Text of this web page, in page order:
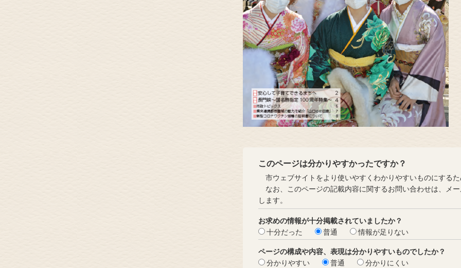
このページは分かりやすかったですか？
市ウェブサイトをより使いやすくわかりやすいものにする
なお、このページの記載内容に関するお問い合わせは、メ
します。
お求めの情報が十分掲載されていましたか？
十分だった
普通 情報が足りない
ページの構成や内容、表現は分かりやすいものでしたか？
分かりやすい
普通 分かりにくい